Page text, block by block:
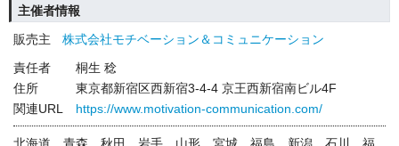
主催者情報
販売主
株式会社モチベーション＆コミュニケーション
責任者
桐生 稔
住所
東京都新宿区西新宿3-4-4 京王西新宿南ビル4F
関連URL
https://www.motivation-communication.com/